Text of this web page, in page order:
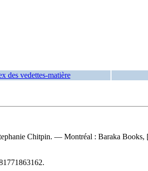
des vedettes-matière
Chitpin. — Montréal : Baraka Books,
.